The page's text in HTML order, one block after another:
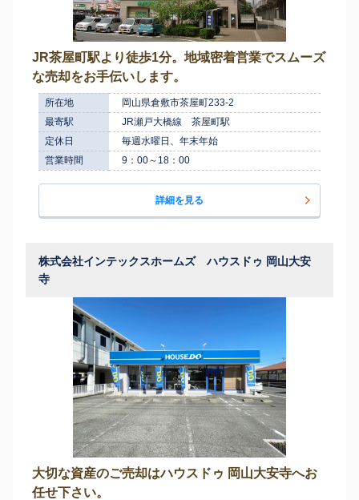
JR茶屋町駅より徒歩1分。地域密着営業でスムーズ
な売却をお手伝いします。
所在地
岡山県倉敷市茶屋町233-2
最寄駅
JR瀬戸大橋線 茶屋町駅
定休日
毎週水曜日、年末年始
営業時間
9：00～18：00
詳細を見る
株式会社インテックスホームズ ハウスドゥ 岡山大安
寺
大切な資産のご売却はハウスドゥ 岡山大安寺へお
任せ下さい。